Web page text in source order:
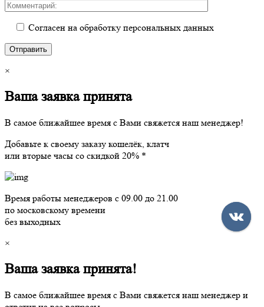
Согласен на обработку персональных данных
×
Ваша заявка принята
В самое ближайшее время с Вами свяжется наш менеджер!
Добавьте к своему заказу кошелёк, клатч
или вторые часы со скидкой 20% *
Время работы менеджеров с 09.00 до 21.00
по московскому времени
без выходных
×
Ваша заявка принята!
В самое ближайшее время с Вами свяжется наш менеджер и